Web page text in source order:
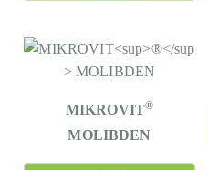
MIKROVIT®
MOLIBDEN